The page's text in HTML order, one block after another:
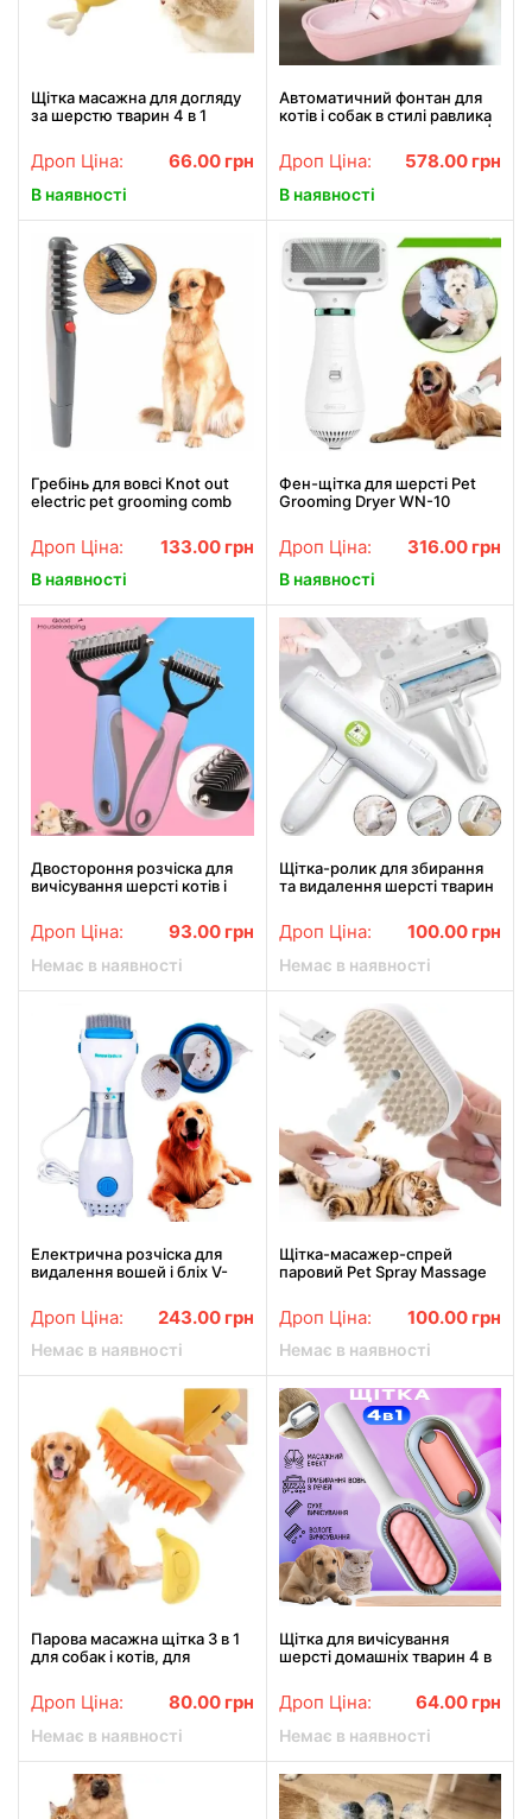
Щітка масажна для догляду
за шерстю тварин 4 в 1
Дроп Ціна: 66.00 грн
В наявності
Автоматичний фонтан для
котів і собак в стилі равлика
USB 4,5 л. 152 унції LY-470 |
Поїлка для тварин
Дроп Ціна: 578.00 грн
В наявності
Гребінь для вовсі Кnot out
electric pet grooming comb
Дроп Ціна: 133.00 грн
В наявності
Фен-щітка для шерсті Pet
Grooming Dryer WN-10
Дроп Ціна: 316.00 грн
В наявності
Двостороння розчіска для
вичісування шерсті котів і
Дроп Ціна: 93.00 грн
Немає в наявності
Щітка-ролик для збирання
та видалення шерсті тварин
контейнером для чищення
Дроп Ціна: 100.00 грн
Немає в наявності
Електрична розчіска для
видалення вошей і бліх V-
електро-гребінь від
паразитів білий
Дроп Ціна: 243.00 грн
Немає в наявності
Щітка-масажер-спрей
паровий Pet Spray Massage
собак і котів Білий
Дроп Ціна: 100.00 грн
Немає в наявності
Парова масажна щітка 3 в 1
для собак і котів, для
зволоженням SBC-1
Дроп Ціна: 80.00 грн
Немає в наявності
Щітка для вичісування
шерсті домашніх тварин 4 в
масажем та чищенням
речей Рожева W28
Дроп Ціна: 64.00 грн
Немає в наявності